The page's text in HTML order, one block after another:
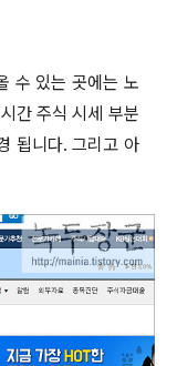
수 있는 곳에는 노
간 주식 시세 부분
됩니다.그리고 아